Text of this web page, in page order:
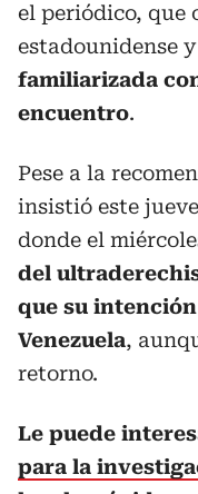
el periódico, que
estadounidense
familiarizada
encuentro.
Pese a la
insistió este
donde el
del
que su
Venezuela,
retorno.
Le puede
para la